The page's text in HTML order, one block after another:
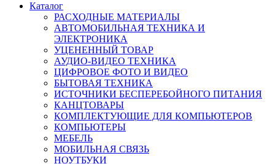
Каталог
РАСХОДНЫЕ МАТЕРИАЛЫ
АВТОМОБИЛЬНАЯ ТЕХНИКА И
ЭЛЕКТРОНИКА
УЦЕНЕННЫЙ ТОВАР
АУДИО-ВИДЕО ТЕХНИКА
ЦИФРОВОЕ ФОТО И ВИДЕО
БЫТОВАЯ ТЕХНИКА
ИСТОЧНИКИ БЕСПЕРЕБОЙНОГО ПИТАНИЯ
КАНЦТОВАРЫ
КОМПЛЕКТУЮЩИЕ ДЛЯ КОМПЬЮТЕРОВ
КОМПЬЮТЕРЫ
МЕБЕЛЬ
МОБИЛЬНАЯ СВЯЗЬ
НОУТБУКИ